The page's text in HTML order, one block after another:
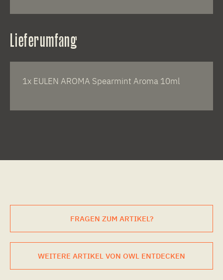
Lieferumfang
1x EULEN AROMA Spearmint Aroma 10ml
FRAGEN ZUM ARTIKEL?
WEITERE ARTIKEL VON OWL ENTDECKEN